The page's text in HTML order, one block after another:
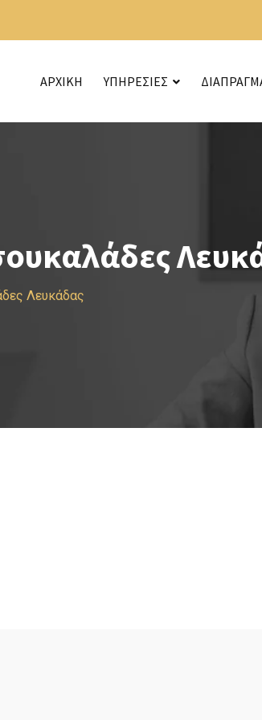
ΑΡΧΙΚΗ ΥΠΗΡΕΣΙΕΣ
Λευκάδας